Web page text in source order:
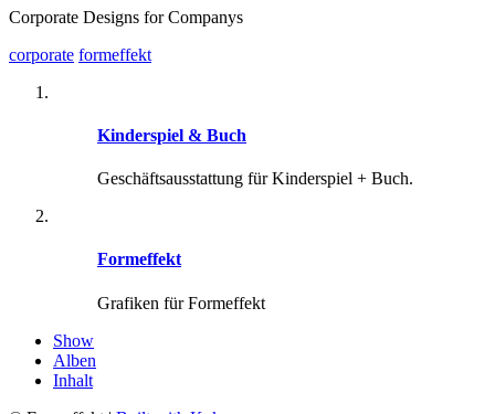
Corporate Designs for Companys
corporate formeffekt
Kinderspiel & Buch
Geschäftsausstattung für Kinderspiel + Buch.
Formeffekt
Grafiken für Formeffekt
Show
Alben
Inhalt